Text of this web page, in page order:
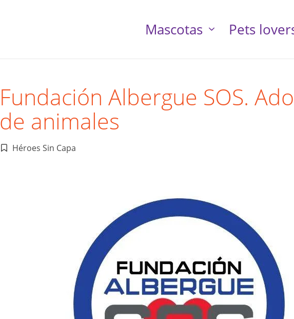
Mascotas Pets
Fundación Albergue SOS.
de animales
Publicado
Héroes Sin Capa